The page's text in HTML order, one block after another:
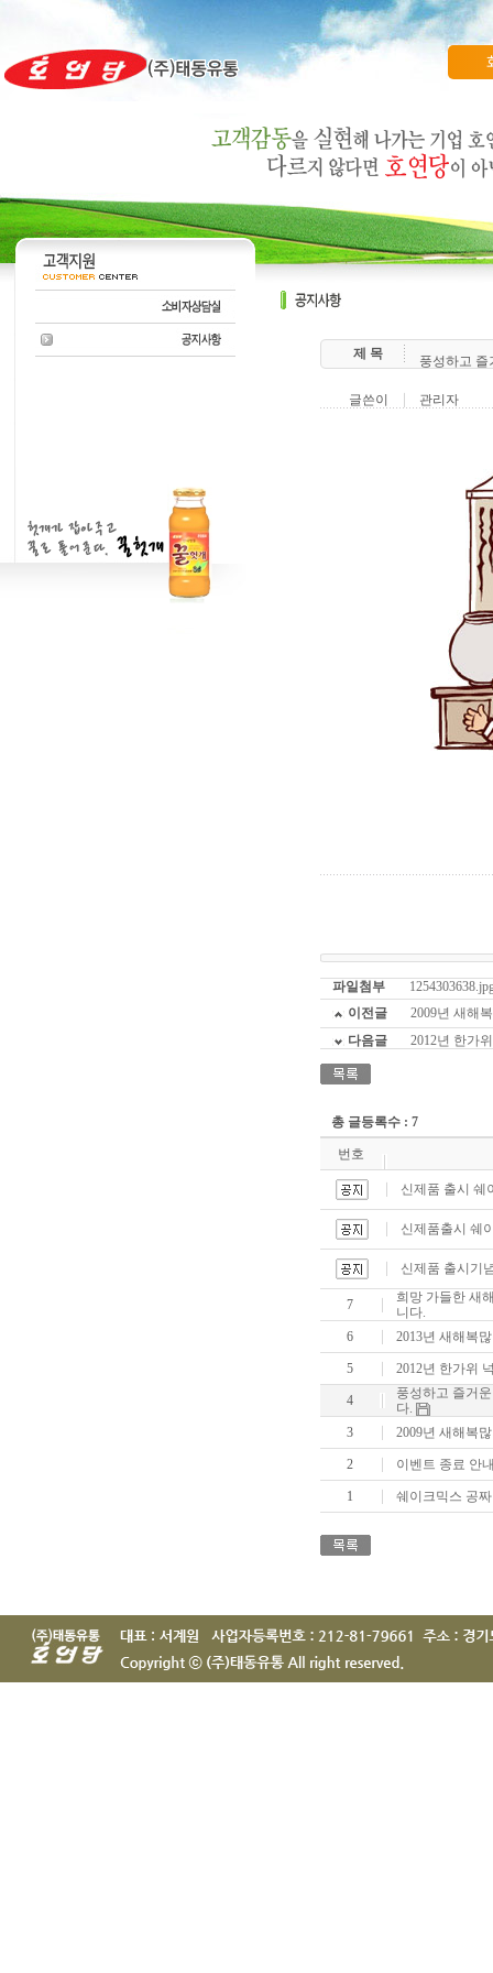
제 목 풍성하고 즐
글쓴이 관리자
파일첨부
이전글
2009년 새해
다음글
2012년 한가
총 글등록수 : 7
번호
신제품 출시 쉐
신제품출시 쉐
신제품 출시기
7
희망 가들한 새
니다.
6
2013년 새해복
5 2012년 한가위
4
풍성하고 즐거
다.
3
2009년 새해복
2 이벤트 종료 안
1 쉐이크믹스 공